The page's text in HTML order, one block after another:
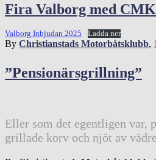
Fira Valborg med
Valborg Inbjudan 2025 Ladda ner
By Christianstads Motorbåtsklubb,
”Pensionärsgrillning”
Eller som det egentligen var,
grillade korv och njöt av